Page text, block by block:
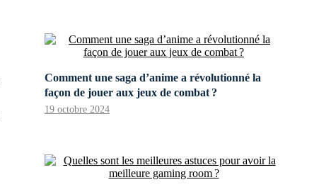
Comment une saga d’anime a révolutionné la
façon de jouer aux jeux de combat ?
19 octobre 2024